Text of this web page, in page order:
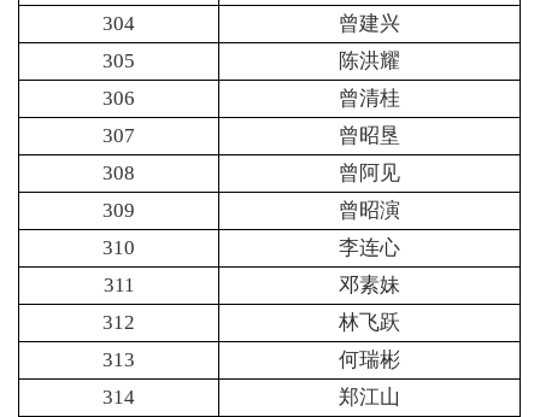
304
曾建兴
305
陈洪耀
306
曾清桂
307
曾昭垦
308
曾阿见
309
曾昭演
310
李连心
311
邓素妹
312
林飞跃
313
何瑞彬
314
郑江山